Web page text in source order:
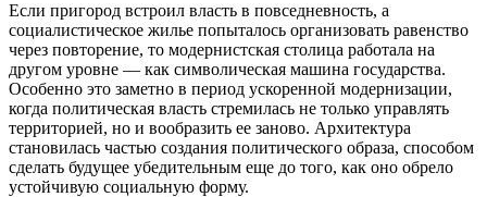
Если пригород встроил власть в повседневность, а
социалистическое жилье попыталось организовать равенство
через повторение, то модернистская столица работала на
другом уровне — как символическая машина государства.
Особенно это заметно в период ускоренной модернизации,
когда политическая власть стремилась не только управлять
территорией, но и вообразить ее заново. Архитектура
становилась частью создания политического образа, способом
сделать будущее убедительным еще до того, как оно обрело
устойчивую социальную форму.